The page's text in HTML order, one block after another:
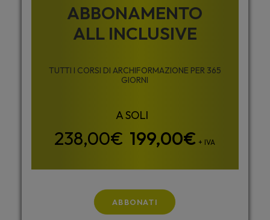
ABBONAMENTO
ALL INCLUSIVE
TUTTI I CORSI DI ARCHIFORMAZIONE PER 365
GIORNI
199,00€ + IVA
ABBONATI